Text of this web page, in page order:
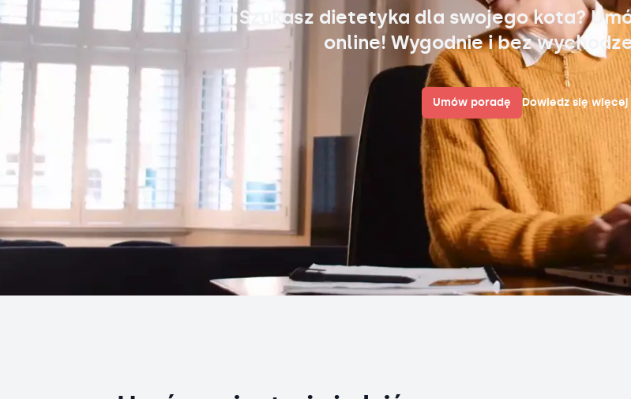
Szukasz dietetyka dla swojego kota?
online! Wygodnie i bez
Umów poradę Dowiedz się więcej